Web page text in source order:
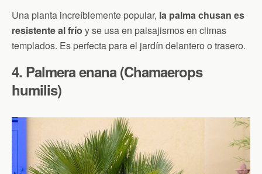
Una planta increíblemente popular, la palma chusan es
resistente al frío y se usa en paisajismos en climas
templados. Es perfecta para el jardín delantero o trasero.
4. Palmera enana (Chamaerops
humilis)